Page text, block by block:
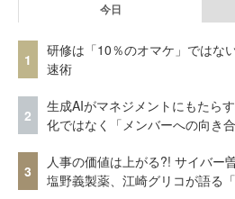
今日
1
研修は「10％のオマケ」では
速術
2
生成AIがマネジメントにもたら
化ではなく「メンバーへの向き合
3
人事の価値は上がる?! サイバー
塩野義製薬、江崎グリコが語る「